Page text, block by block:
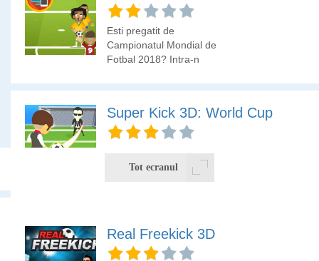
Esti pregatit de
Campionatul Mondial de
Fotbal 2018? Intra-n
Super Kick 3D: World Cup
Marcheaza gol portarului
daca poti.
Real Freekick 3D
Tot ecranul
Se joaca cu ajutorul mouse-ului. Obiectivul tau este sa asezi
grupat cel putin trei jucatori identici in linie dreapta pe
orizontala sau verticala. Selecteaza o piesa si apoi selecteaza